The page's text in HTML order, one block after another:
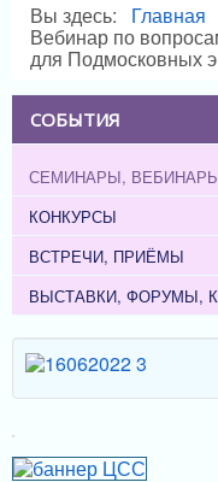
Вы здесь: Главная
Вебинар по
для Подмосковных
СОБЫТИЯ
СЕМИНАРЫ,
КОНКУРСЫ
ВСТРЕЧИ, ПРИЁМЫ
ВЫСТАВКИ, ФОРУМЫ,